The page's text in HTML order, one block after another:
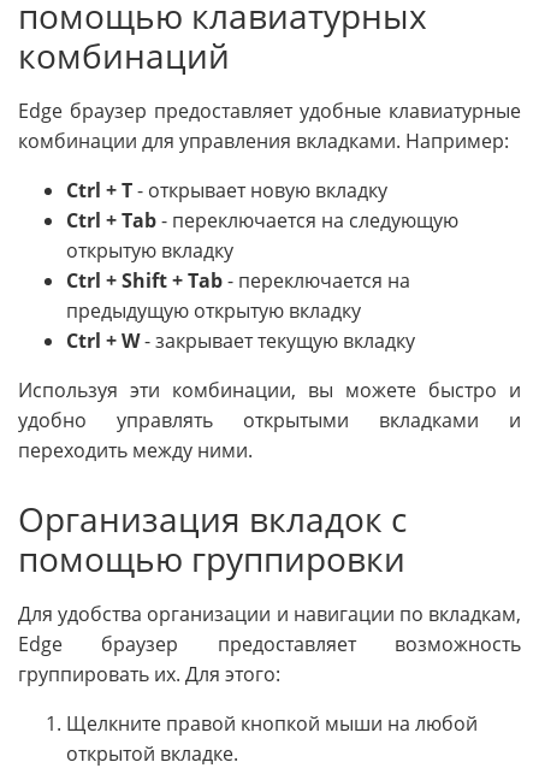
помощью клавиатурных
комбинаций
Edge браузер предоставляет удобные клавиатурные
комбинации для управления вкладками. Например:
Ctrl + T- открывает новую вкладку
Ctrl + Tab- переключается на следующую
открытую вкладку
Ctrl + Shift + Tab- переключается на
предыдущую открытую вкладку
Ctrl + W- закрывает текущую вкладку
Используя эти комбинации, вы можете быстро и
удобно управлять открытыми вкладками и
переходить между ними.
Организация вкладок с
помощью группировки
Для удобства организации и навигации по вкладкам,
Edge браузер предоставляет возможность
группировать их. Для этого:
Щелкните правой кнопкой мыши на любой
открытой вкладке.